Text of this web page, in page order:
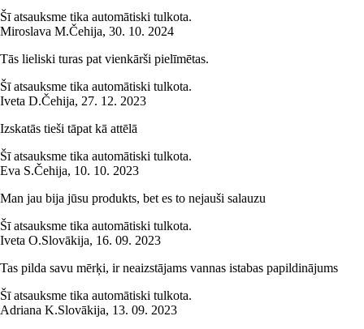
Šī atsauksme tika automātiski tulkota.
Miroslava M.Čehija, 30. 10. 2024
Tās lieliski turas pat vienkārši pielīmētas.
Šī atsauksme tika automātiski tulkota.
Iveta D.Čehija, 27. 12. 2023
Izskatās tieši tāpat kā attēlā
Šī atsauksme tika automātiski tulkota.
Eva S.Čehija, 10. 10. 2023
Man jau bija jūsu produkts, bet es to nejauši salauzu
Šī atsauksme tika automātiski tulkota.
Iveta O.Slovākija, 16. 09. 2023
Tas pilda savu mērķi, ir neaizstājams vannas istabas papildinājums
Šī atsauksme tika automātiski tulkota.
Adriana K.Slovākija, 13. 09. 2023